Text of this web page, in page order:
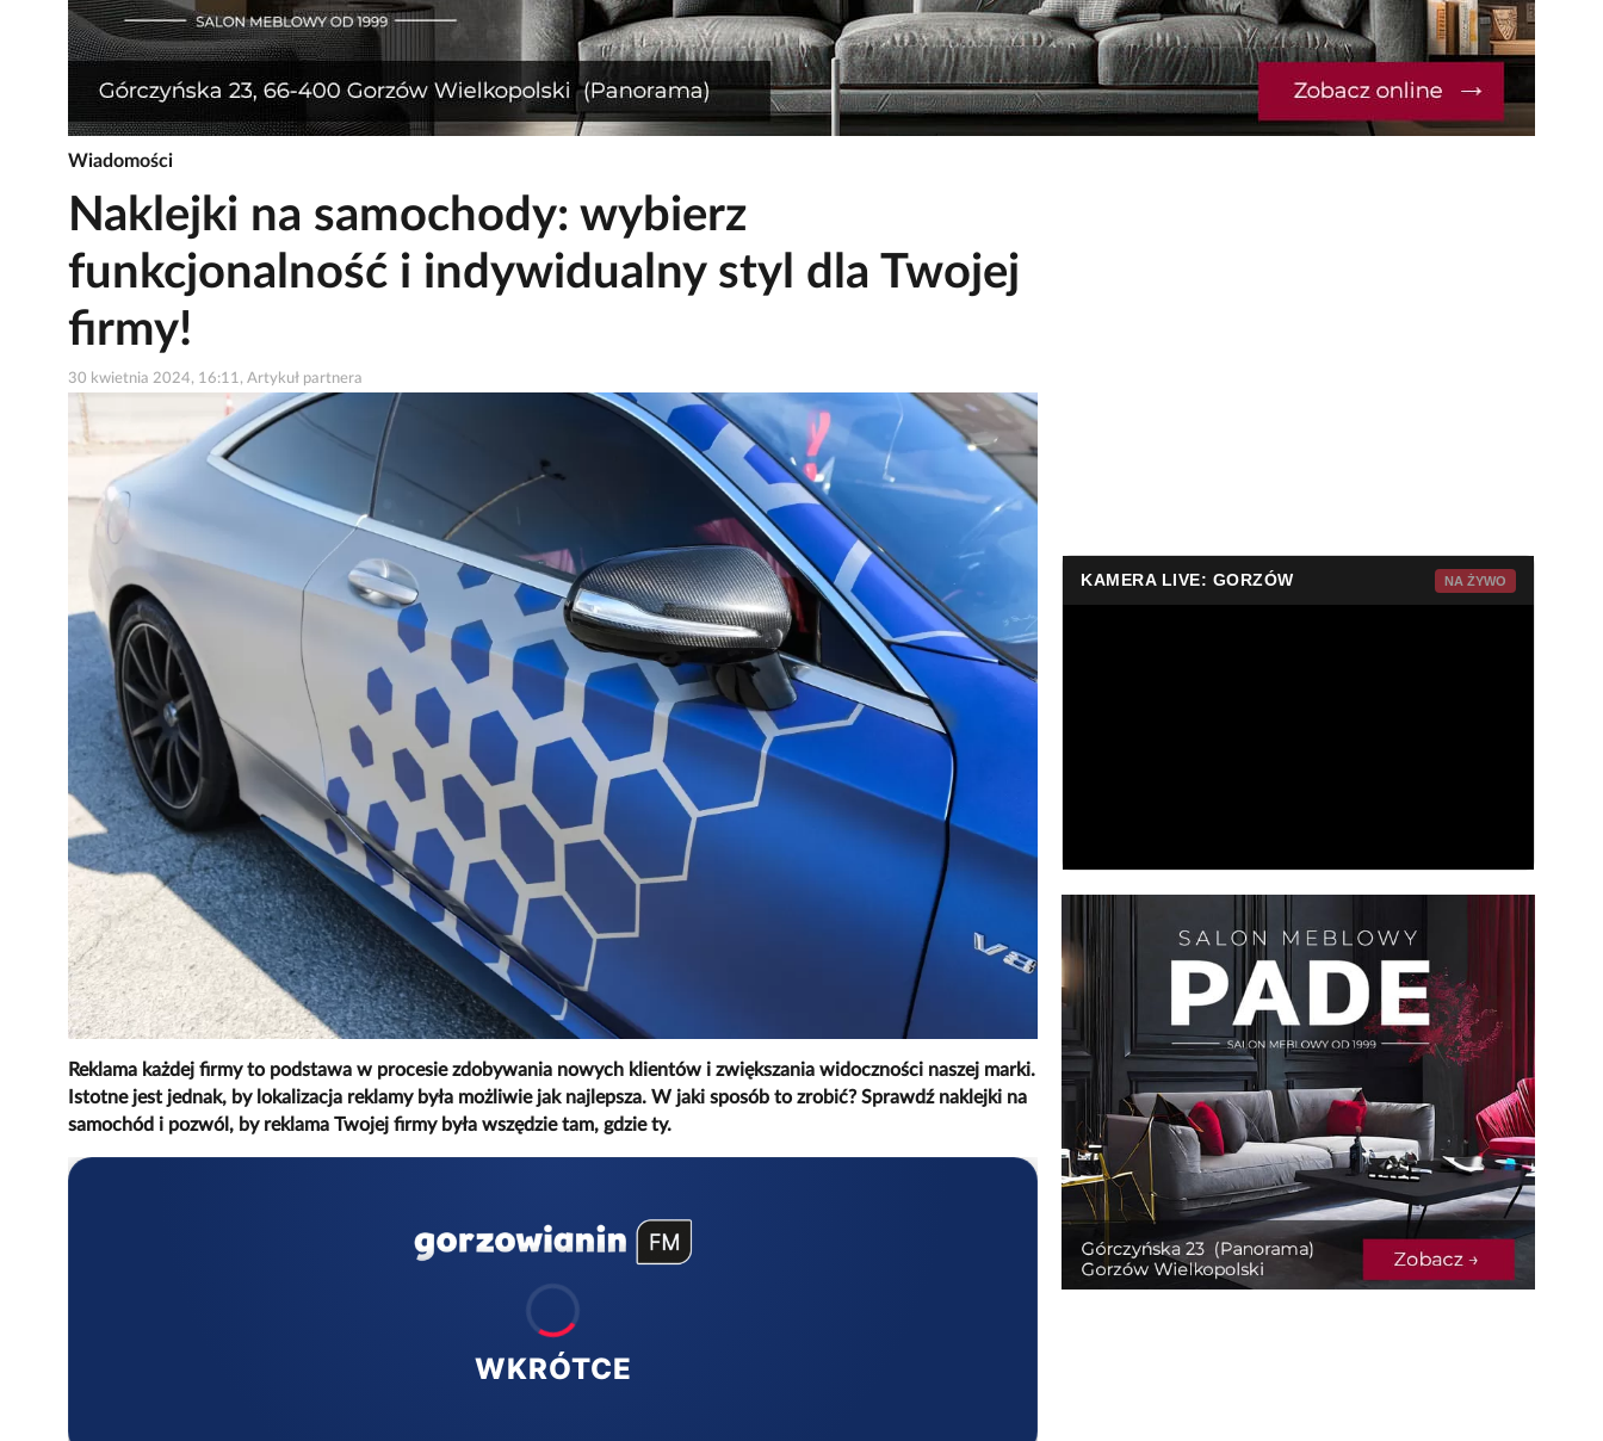
Wiadomości
Naklejki na samochody: wybierz
funkcjonalność i indywidualny styl dla Twojej
firmy!
30 kwietnia 2024, 16:11, Artykuł partnera
Reklama każdej firmy to podstawa w procesie zdobywania nowych klientów i zwiększania widoczności naszej marki.
Istotne jest jednak, by lokalizacja reklamy była możliwie jak najlepsza. W jaki sposób to zrobić? Sprawdź naklejki na
samochód i pozwól, by reklama Twojej firmy była wszędzie tam, gdzie ty.
WKRÓTCE
KAMERA LIVE: GORZÓW NA ŻYWO